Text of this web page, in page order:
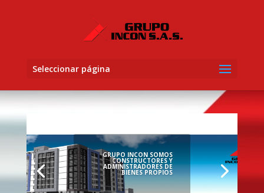
Seleccionar página
GRUPO INCON SOMOS
CONSTRUCTORES Y
ADMINISTRADORES DE
BIENES PROPIOS